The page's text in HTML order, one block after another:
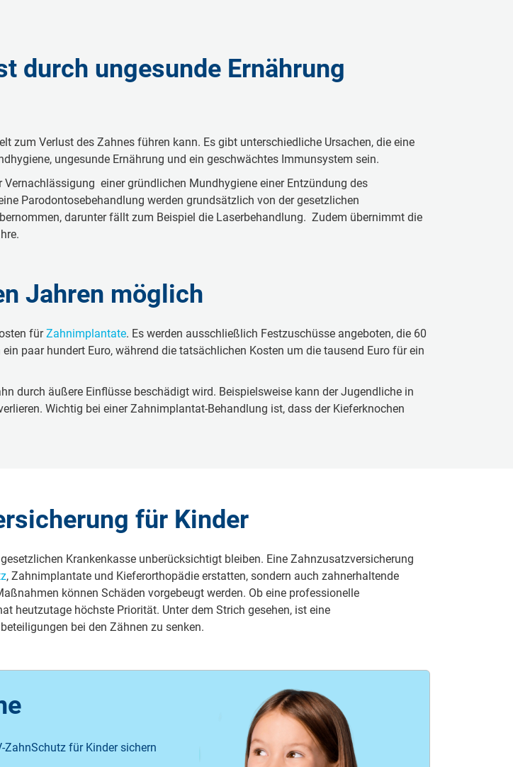
durch ungesunde Ernährung
zum Verlust des Zahnes führen kann. Es gibt unterschiedliche Ursachen, die eine
ungesunde Ernährung und ein geschwächtes Immunsystem sein.
einer gründlichen Mundhygiene einer Entzündung des
Parodontosebehandlung werden grundsätzlich von der gesetzlichen
darunter fällt zum Beispiel die Laserbehandlung. Zudem übernimmt die
Jahren möglich
fürZahnimplantate. Es werden ausschließlich Festzuschüsse angeboten, die 60
paar hundert Euro, während die tatsächlichen Kosten um die tausend Euro für ein
durch äußere Einflüsse beschädigt wird. Beispielsweise kann der Jugendliche in
Wichtig bei einer Zahnimplantat-Behandlung ist, dass der Kieferknochen
für Kinder
Krankenkasse unberücksichtigt bleiben. Eine Zahnzusatzversicherung
, Zahnimplantate und Kieferorthopädie erstatten, sondern auch zahnerhaltende
können Schäden vorgebeugt werden. Ob eine professionelle
heutzutage höchste Priorität. Unter dem Strich gesehen, ist eine
bei den Zähnen zu senken.
ZahnSchutz für Kinder sichern